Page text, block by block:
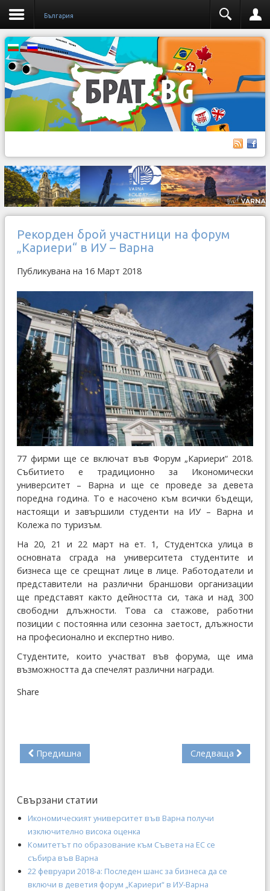
България
Рекорден брой участници на форум
„Кариери“ в ИУ – Варна
Публикувана на 16 Март 2018
77 фирми ще се включат във Форум „Кариери“ 2018.
Събитието е традиционно за Икономически
университет – Варна и ще се проведе за девета
поредна година. То е насочено към всички бъдещи,
настоящи и завършили студенти на ИУ – Варна и
Колежа по туризъм.
На 20, 21 и 22 март на ет. 1, Студентска улица в
основната сграда на университета студентите и
бизнеса ще се срещнат лице в лице. Работодатели и
представители на различни браншови организации
ще представят както дейността си, така и над 300
свободни длъжности. Това са стажове, работни
позиции с постоянна или сезонна заетост, длъжности
на професионално и експертно ниво.
Студентите, които участват във форума, ще има
възможността да спечелят различни награди.
Share
Предишна Следваща
Свързани статии
Икономическият университет във Варна получи
изключително висока оценка
Комитетът по образование към Съвета на ЕС се
събира във Варна
22 февруари 2018-а: Последен шанс за бизнеса да се
включи в деветия форум „Кариери“ в ИУ-Варна